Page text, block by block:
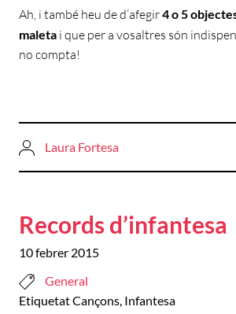
Ah, i també heu de d’afegir4 o 5
maleta i que per a vosaltres són
no compta!
Laura Fortesa
Records d’infantesa
10 febrer 2015
General
EtiquetatCançons, Infantesa